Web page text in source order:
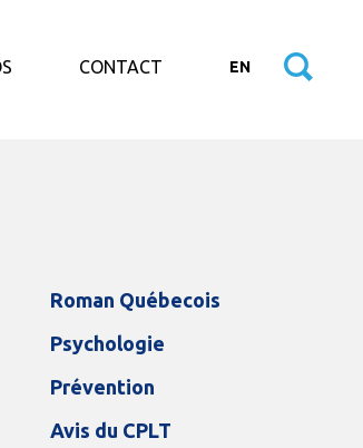
CONTACT EN
Roman Québecois
Psychologie
Prévention
Avis du CPLT